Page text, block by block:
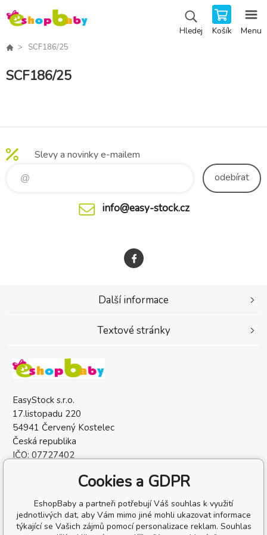
Hledej Košík Menu
SCF186/25
SCF186/25
Slevy a novinky e-mailem
odebírat
info@easy-stock.cz
EasyStock s.r.o.
17.listopadu 220
54941 Červený Kostelec
Česká republika
IČO: 07727402
Další informace
Textové stránky
Cookies a GDPR
EshopBaby a partneři potřebují Váš souhlas k využití
jednotlivých dat, aby Vám mimo jiné mohli ukazovat informace
týkající se Vašich zájmů pomocí personalizace reklam. Souhlas